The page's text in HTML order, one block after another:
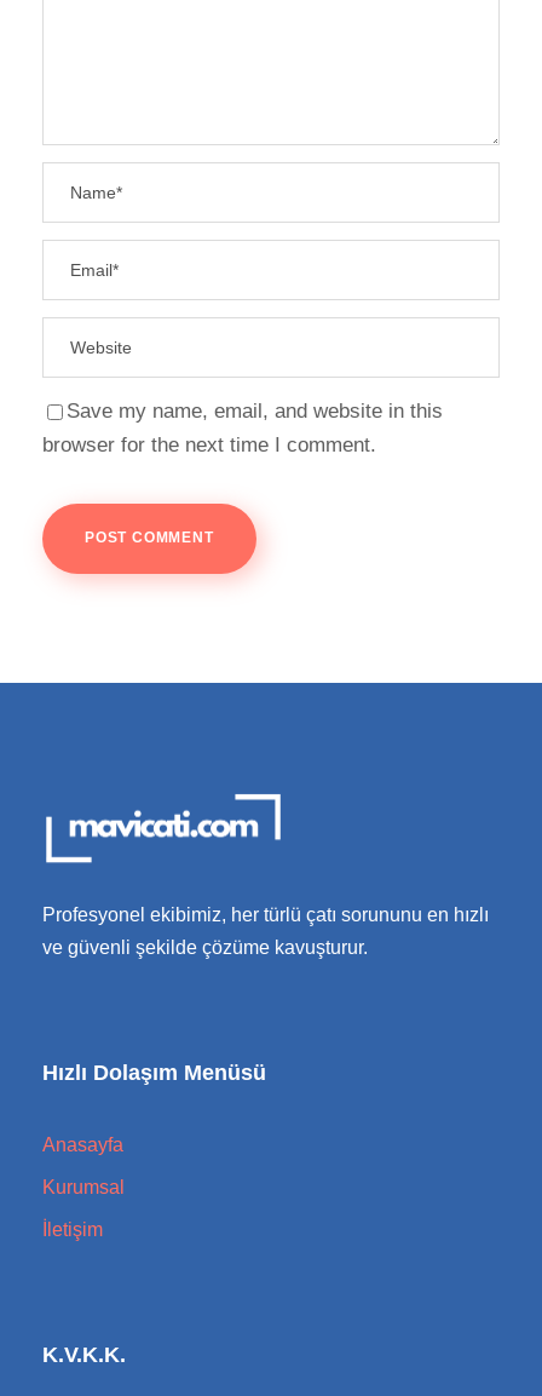
Save my name, email, and website in this
browser for the next time I comment.
Profesyonel ekibimiz, her türlü çatı sorununu en hızlı
ve güvenli şekilde çözüme kavuşturur.
Hızlı Dolaşım Menüsü
Anasayfa
Kurumsal
İletişim
K.V.K.K.